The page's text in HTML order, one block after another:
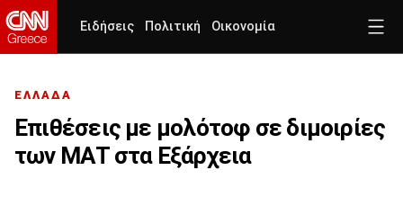
Ειδήσεις Πολιτική Οικονομία
ΕΛΛΑΔΑ
Επιθέσεις με μολότοφ σε διμοιρίες
των ΜΑΤ στα Εξάρχεια